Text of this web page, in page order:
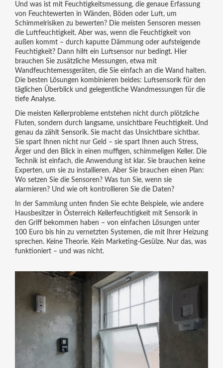
Und was ist mit Feuchtigkeitsmessung, die genaue Erfassung
von Feuchtewerten in Wänden, Böden oder Luft, um
Schimmelrisiken zu bewerten ? Die meisten Sensoren messen
die Luftfeuchtigkeit. Aber was, wenn die Feuchtigkeit von
außen kommt – durch kaputte Dämmung oder aufsteigende
Feuchtigkeit? Dann hilft ein Luftsensor nur bedingt. Hier
brauchen Sie zusätzliche Messungen, etwa mit
Wandfeuchtemessgeräten, die Sie einfach an die Wand halten.
Die besten Lösungen kombinieren beides: Luftsensorik für den
täglichen Überblick und gelegentliche Wandmessungen für die
tiefe Analyse.
Die meisten Kellerprobleme entstehen nicht durch plötzliche
Fluten, sondern durch langsame, unsichtbare Feuchtigkeit. Und
genau da zählt Sensorik. Sie macht das Unsichtbare sichtbar.
Sie spart Ihnen nicht nur Geld – sie spart Ihnen auch Stress,
Ärger und den Blick in einen muffigen, schimmeligen Keller. Die
Technik ist einfach, die Anwendung ist klar. Sie brauchen keine
Experten, um sie zu installieren. Aber Sie brauchen einen Plan:
Wo setzen Sie die Sensoren? Was tun Sie, wenn sie
alarmieren? Und wie oft kontrollieren Sie die Daten?
In der Sammlung unten finden Sie echte Beispiele, wie andere
Hausbesitzer in Österreich Kellerfeuchtigkeit mit Sensorik in
den Griff bekommen haben – von einfachen Lösungen unter
100 Euro bis hin zu vernetzten Systemen, die mit Ihrer Heizung
sprechen. Keine Theorie. Kein Marketing-Gesülze. Nur das, was
funktioniert – und was nicht.